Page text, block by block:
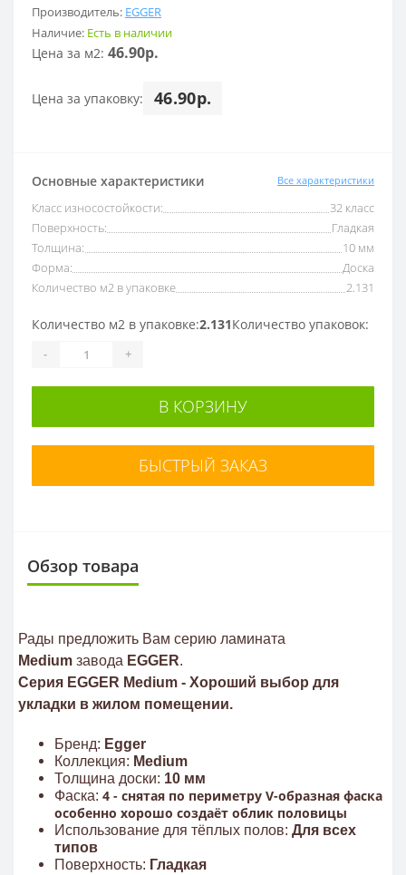
Производитель: EGGER
Наличие: Есть в наличии
Цена за м2: 46.90р.
Цена за упаковку: 46.90р.
Основные характеристики Все характеристики
Класс износостойкости:
32 класс
Поверхность:
Гладкая
Толщина:
10 мм
Форма:
Доска
Количество м2 в упаковке
2.131
Количество м2 в упаковке:2.131Количество упаковок:
- +
В КОРЗИНУ
БЫСТРЫЙ ЗАКАЗ
Обзор товара
Рады предложить Вам серию ламината
Medium завода EGGER.
Серия EGGER Medium - Хороший выбор для
укладки в жилом помещении.
Бренд: Egger
Коллекция: Medium
Толщина доски: 10 мм
Фаска: 4 - снятая по периметру V-образная фаска
особенно хорошо создаёт облик половицы
Использование для тёплых полов: Для всех
типов
Поверхность: Гладкая